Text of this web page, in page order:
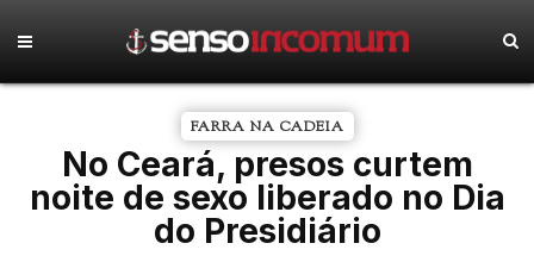
FARRA NA CADEIA
No Ceará, presos curtem
noite de sexo liberado no Dia
do Presidiário